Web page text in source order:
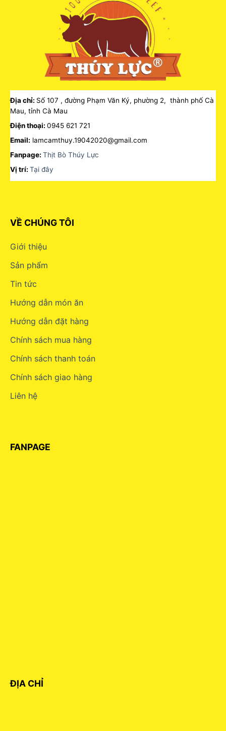
Địa chỉ: Số 107 , đường Phạm Văn Ký, phường 2, thành phố Cà
Mau, tỉnh Cà Mau
Điện thoại: 0945 621 721
Email: lamcamthuy.19042020@gmail.com
Fanpage: Thịt Bò Thúy Lực
Vị trí: Tại đây
VỀ CHÚNG TÔI
Giới thiệu
Sản phẩm
Tin tức
Hướng dẫn món ăn
Hướng dẫn đặt hàng
Chính sách mua hàng
Chính sách thanh toán
Chính sách giao hàng
Liên hệ
FANPAGE
ĐỊA CHỈ